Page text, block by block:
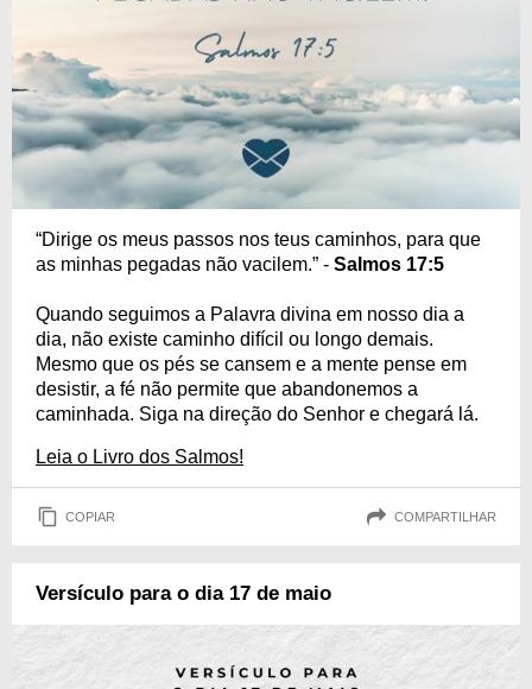
“Dirige os meus passos nos teus caminhos, para que
as minhas pegadas não vacilem.” - Salmos 17:5
Quando seguimos a Palavra divina em nosso dia a
dia, não existe caminho difícil ou longo demais.
Mesmo que os pés se cansem e a mente pense em
desistir, a fé não permite que abandonemos a
caminhada. Siga na direção do Senhor e chegará lá.
Leia o Livro dos Salmos!
COPIAR COMPARTILHAR
Versículo para o dia 17 de maio